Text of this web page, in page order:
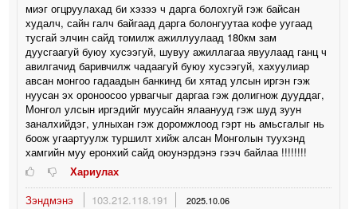
миэг огцруулахад би хэзээ ч дарга болохгуй гэж байсан
худалч, сайн галч байгаад дарга болонгуутаа кофе уугаад
тусгай элчин сайд томилж ажиллуулаад 180км зам
дуусгаагуй буюу хусээгуй, шувуу ажиллагаа явуулаад ганц ч
авилгачид баривчилж чадаагуй буюу хусээгуй, хахуулиар
авсан монгоо гадаадын банкинд би хятад улсын иргэн гэж
нуусан эх ороноосоо урвагчыг даргаа гэж долигнож дууддаг,
Монгол улсын иргэдийг муусайн ялаанууд гэж шуд зуун
заналхийдэг, улныхан гэж доромжлоод гэрт нь амьсгалыг нь
боож угаартуулж туршилт хийж алсан Монголын туухэнд
хамгийн муу еронхий сайд оюунэрдэнэ гээч байлаа !!!!!!!!
Хариулах
Зэндмэнэ
103.212.118.191 2025.10.06